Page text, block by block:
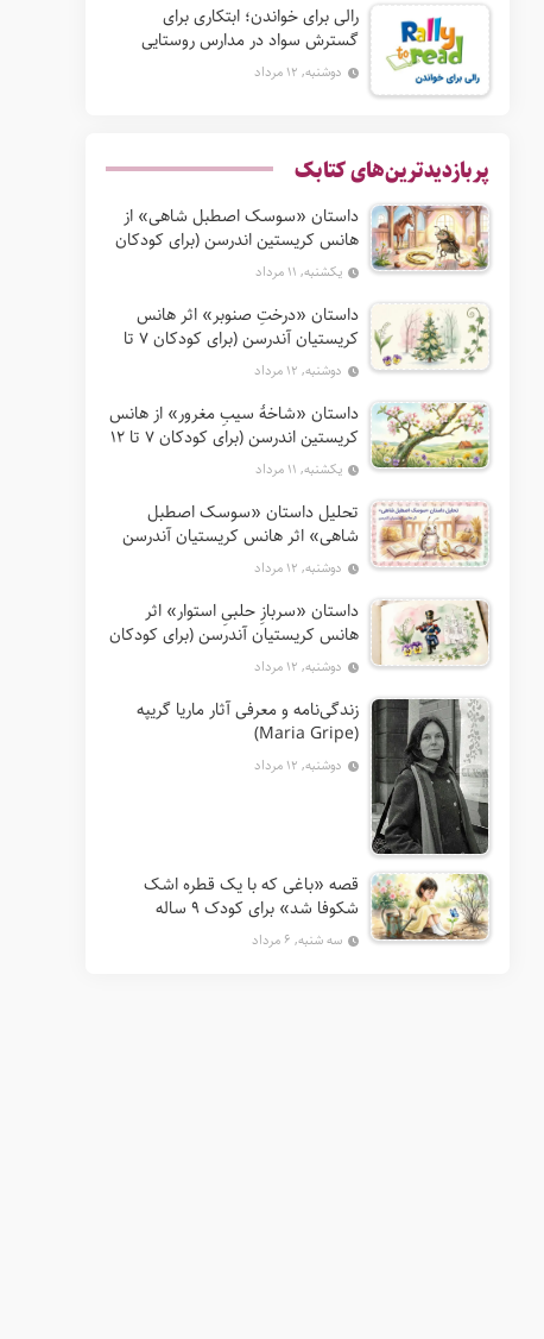
رالی برای خواندن؛ ابتکاری برای
گسترش سواد در مدارس روستایی
آفریقای جنوبی
دوشنبه, ۱۲ مرداد
پربازدیدترین‌های کتابک
داستان «سوسک اصطبل شاهی» از
هانس کریستین اندرسن (برای کودکان
7 تا 12 سال) یکشنبه, ۱۱ مرداد
داستان «درختِ صنوبر» اثر هانس
کریستیان آندرسن (برای کودکان 7 تا
12 سال) دوشنبه, ۱۲ مرداد
داستان «شاخهٔ سیبِ مغرور» از هانس
کریستین اندرسن (برای کودکان 7 تا 12
سال)یکشنبه, ۱۱ مرداد
تحلیل داستان «سوسک اصطبل
شاهی» اثر هانس کریستیان آندرسن
دوشنبه, ۱۲ مرداد
داستان «سربازِ حلبیِ استوار» اثر
هانس کریستیان آندرسن (برای کودکان
7 تا 12 سال) دوشنبه, ۱۲ مرداد
زندگی‌نامه و معرفی آثار ماریا گریپه
(Maria Gripe)
دوشنبه, ۱۲ مرداد
قصه «باغی که با یک قطره اشک
شکوفا شد» برای کودک ۹ ساله
سه شنبه, ۶ مرداد